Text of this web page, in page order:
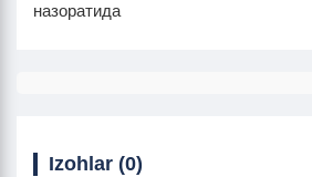
назоратида
Izohlar (0)